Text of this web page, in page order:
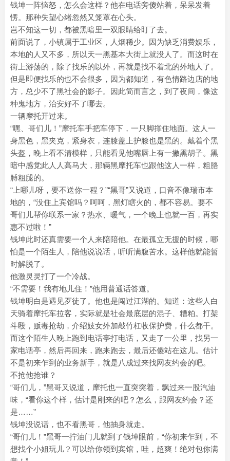
钱坤一阵恼怒，怎么会这样？他在电话旁傻站着，呆呆发着
愣。那种失望心绪忽然又笼罩在心头。
岂不知这一切，都被黑暗里一双眼睛给盯了去。
前面说了，小镇属于工业区，人烟稀少。因为缺乏消费娱乐，
本地的人又不多，所以天一黑基本大街上就没人了。而这时在
街上游荡的，除了找乐的以外，再就是找不着北的外地人了。
但是即便找乐的也不会很多，因为都知道，有色情路边店的地
方，总少不了黑社会的影子。因此简而言之，到了夜间，像这
种鬼地方，治安好不了哪去。
一辆摩托开过来。
“嘿、哥们儿！”摩托车手把车停下，一只脚撑住地面。这人一
身黑色，黑夹克，紧身衣，连膝盖上护膝也是黑的。戴着个黑
头盔，晚上看不清模样，只能看见他嘴唇上有一撇黑胡子。黑
暗中感觉此人人高马大，那辆黑摩托车也跟他这人一样，粗胳
膊粗腿的。
“上哪儿呀，要不送你一程？”“黑哥”又说道，口音不像瑞市本
地的，“没住上宾馆吗？呵呵，黑灯瞎火的，都不容易。要不
哥们儿帮你联系一家？热水、暖气，一个晚上也就一百，再实
惠不过啦！”
钱坤此时还真需要一个人来陪陪他。在最孤立无援的时候，哪
怕是一个陌生人，陪他说说话，听听满腹苦水。这样他就能暂
时解脱了。
他激灵灵打了一个冷战。
“不需要！我有地儿住！”他用普通话答道。
钱坤明白是遇见歹徒了。他也是闯过江湖的。知道：这些人白
天骑着摩托车拉客，实际就是社会最底层的混子、糟粕。打架
斗殴，贩毒抢劫，介绍妓女外加敲竹杠收保护费，什么都干。
而这个陌生人晚上跑到电话亭打电话，又走了一公里，找另一
家电话亭，然后再回来，跑来跑去，最后还傻站在这儿。估计
不是初来乍到的业务新手，就是八成过来找网友约会的吧。
不抢他抢谁？
“哥们儿，”黑哥又说道，摩托也一直突突着，飘过来一股汽油
味，“看你这个样，估计是刚来的吧？怎么，跟网友约会？还
是……”
钱坤没说话，也不看黑哥，他抽身就走。
“哥们儿！”黑哥一拧油门儿就到了钱坤眼前，“你初来乍到，不
想找个小姐玩儿？可以给你领到宾馆，哇，超爽！绝对包你满